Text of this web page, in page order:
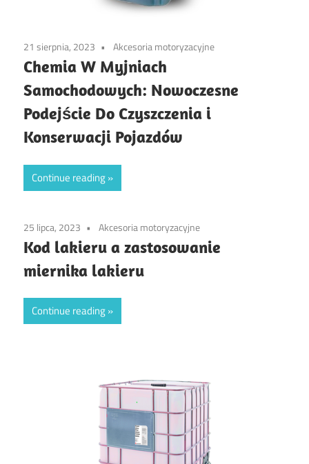
21 sierpnia, 2023 Akcesoria motoryzacyjne
Chemia W Myjniach
Samochodowych: Nowoczesne
Podejście Do Czyszczenia i
Konserwacji Pojazdów
Continue reading
25 lipca, 2023 Akcesoria motoryzacyjne
Kod lakieru a zastosowanie
miernika lakieru
Continue reading